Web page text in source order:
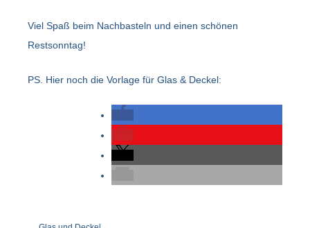
Viel Spaß beim Nachbasteln und einen schönen
Restsonntag!
PS. Hier noch die Vorlage für Glas & Deckel: